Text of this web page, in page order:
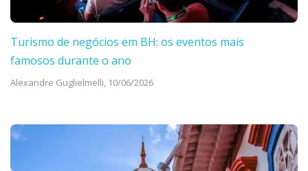
Turismo de negócios em BH: os eventos mais
famosos durante o ano
Alexandre Guglielmelli, 10/06/2026